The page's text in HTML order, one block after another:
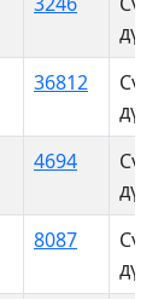
36812
4694
8087